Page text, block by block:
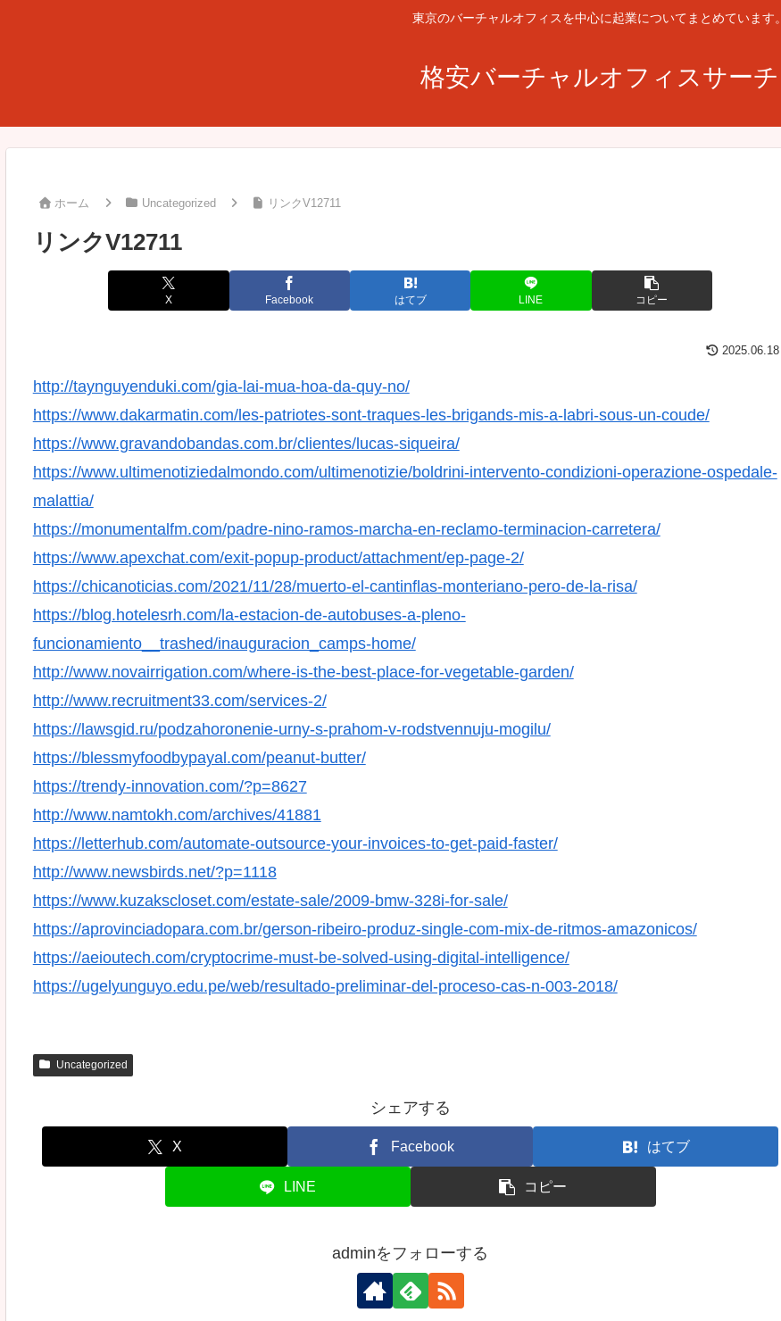
東京のバーチャルオフィスを中心に起業についてまとめています。
格安バーチャルオフィスサーチ
ホーム Uncategorized リンクV12711
リンクV12711
X Facebook はてブ LINE コピー
2025.06.18
http://taynguyenduki.com/gia-lai-mua-hoa-da-quy-no/
https://www.dakarmatin.com/les-patriotes-sont-traques-les-brigands-mis-a-labri-sous-un-coude/
https://www.gravandobandas.com.br/clientes/lucas-siqueira/
https://www.ultimenotiziedalmondo.com/ultimenotizie/boldrini-intervento-condizioni-operazione-ospedale-
malattia/
https://monumentalfm.com/padre-nino-ramos-marcha-en-reclamo-terminacion-carretera/
https://www.apexchat.com/exit-popup-product/attachment/ep-page-2/
https://chicanoticias.com/2021/11/28/muerto-el-cantinflas-monteriano-pero-de-la-risa/
https://blog.hotelesrh.com/la-estacion-de-autobuses-a-pleno-
funcionamiento__trashed/inauguracion_camps-home/
http://www.novairrigation.com/where-is-the-best-place-for-vegetable-garden/
http://www.recruitment33.com/services-2/
https://lawsgid.ru/podzahoronenie-urny-s-prahom-v-rodstvennuju-mogilu/
https://blessmyfoodbypayal.com/peanut-butter/
https://trendy-innovation.com/?p=8627
http://www.namtokh.com/archives/41881
https://letterhub.com/automate-outsource-your-invoices-to-get-paid-faster/
http://www.newsbirds.net/?p=1118
https://www.kuzakscloset.com/estate-sale/2009-bmw-328i-for-sale/
https://aprovinciadopara.com.br/gerson-ribeiro-produz-single-com-mix-de-ritmos-amazonicos/
https://aeioutech.com/cryptocrime-must-be-solved-using-digital-intelligence/
https://ugelyunguyo.edu.pe/web/resultado-preliminar-del-proceso-cas-n-003-2018/
Uncategorized
シェアする
X Facebook はてブ
LINE コピー
adminをフォローする